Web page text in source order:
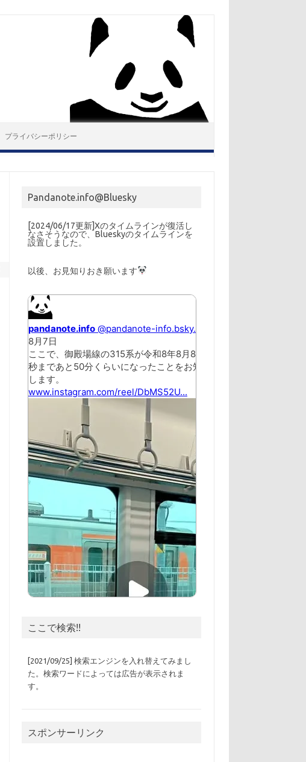
プライバシーポリシー
Pandanote.info@Bluesky
[2024/06/17更新]Xのタイムラインが復活し
なさそうなので、Blueskyのタイムラインを
設置しました。
以後、お見知りおき願います
ここで検索!!
[2021/09/25] 検索エンジンを入れ替えてみまし
た。検索ワードによっては広告が表示されま
す。
スポンサーリンク